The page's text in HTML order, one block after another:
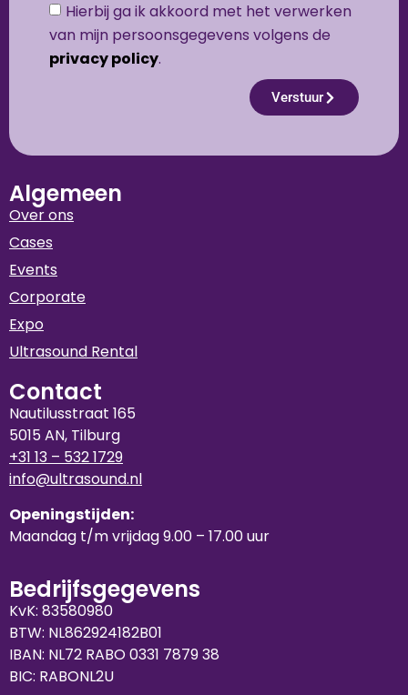
Hierbij ga ik akkoord met het verwerken
van mijn persoonsgegevens volgens de
privacy policy.
Verstuur
Algemeen
Over ons
Cases
Events
Corporate
Expo
Ultrasound Rental
Contact
Nautilusstraat 165
5015 AN, Tilburg
+31 13 – 532 1729
info@ultrasound.nl
Openingstijden:
Maandag t/m vrijdag 9.00 – 17.00 uur
Bedrijfsgegevens
KvK: 83580980
BTW: NL862924182B01
IBAN: NL72 RABO 0331 7879 38
BIC: RABONL2U